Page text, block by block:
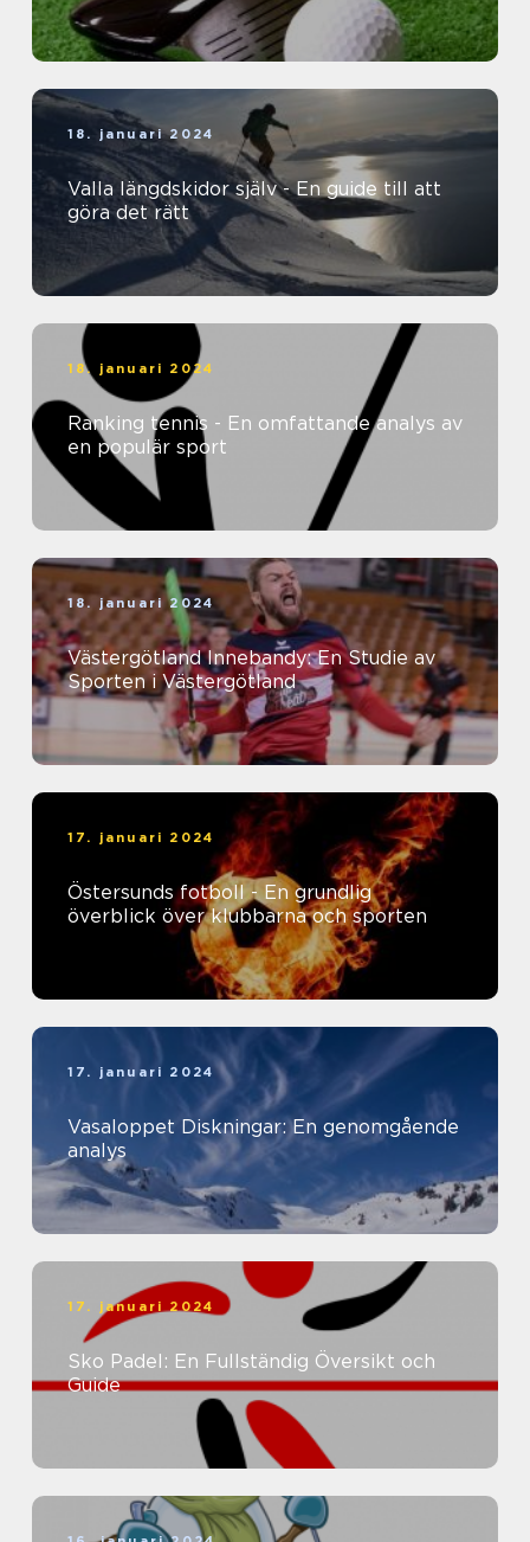
18. januari 2024
Valla längdskidor själv - En guide till att
göra det rätt
18. januari 2024
Ranking tennis - En omfattande analys av
en populär sport
18. januari 2024
Västergötland Innebandy: En Studie av
Sporten i Västergötland
17. januari 2024
Östersunds fotboll - En grundlig
överblick över klubbarna och sporten
17. januari 2024
Vasaloppet Diskningar: En genomgående
analys
17. januari 2024
Sko Padel: En Fullständig Översikt och
Guide